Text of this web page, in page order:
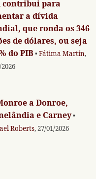
contribui para
a dívida
que ronda os 346
de dólares, ou seja
do PIB• Fátima Martín,
a Donroe,
e Carney•
Roberts, 27/01/2026